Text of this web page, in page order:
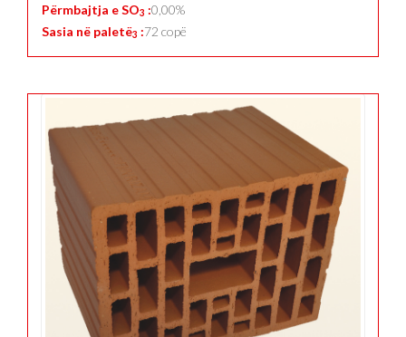
Përmbajtja e SO3 :0,00%
Sasia në paletë3 :72 copë